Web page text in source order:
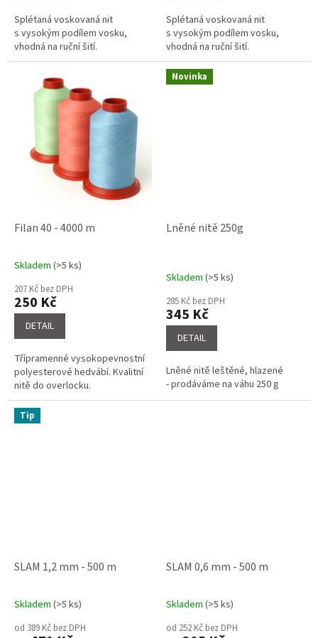
hvězdiček.
Splétaná voskovaná nit
s vysokým podílem vosku,
vhodná na ruční šití.
hvězdiček.
Splétaná voskovaná nit
s vysokým podílem vosku,
vhodná na ruční šití.
Filan 40 - 4000 m
Průměrné
hodnocení
produktu
je
4,1
hvězdiček.
Skladem (>5 ks)
207 Kč bez DPH
250 Kč
DETAIL
Třípramenné vysokopevnostní
polyesterové hedvábí. Kvalitní
nitě do overlocku.
Novinka
Lněné nitě 250g
Skladem (>5 ks)
285 Kč bez DPH
345 Kč
DETAIL
Lněné nitě leštěné, hlazené
- prodáváme na váhu 250 g
Tip
SLAM 1,2 mm - 500 m
Průměrné
hodnocení
produktu
Skladem (>5 ks)
od 389 Kč bez DPH
SLAM 0,6 mm - 500 m
Průměrné
hodnocení
produktu
Skladem (>5 ks)
od 252 Kč bez DPH